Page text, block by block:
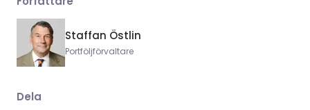
Staffan Östlin
Portföljförvaltare
Dela